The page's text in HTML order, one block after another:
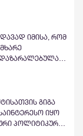
გამოავლინეს
იმისა, რომ
ამ ფონზე,
პროტესტის
გამოხატვა
გიგა
იყო
პოლიტიკური